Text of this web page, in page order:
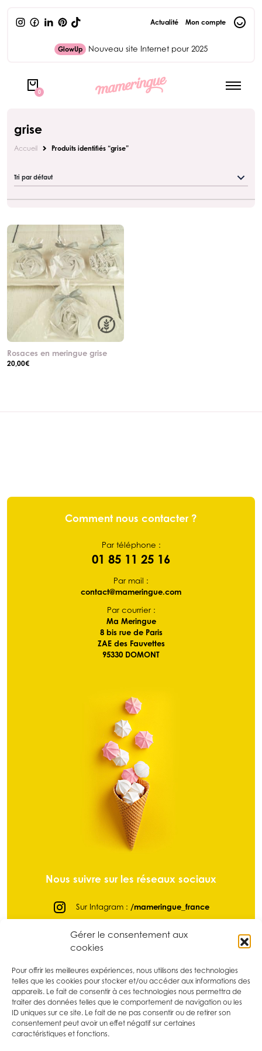
Gérer le consentement aux
cookies
Pour offrir les meilleures expériences, nous utilisons des technologies
telles que les cookies pour stocker et/ou accéder aux informations des
appareils. Le fait de consentir à ces technologies nous permettra de
traiter des données telles que le comportement de navigation ou les
ID uniques sur ce site. Le fait de ne pas consentir ou de retirer son
consentement peut avoir un effet négatif sur certaines
caractéristiques et fonctions.
GlowUp Nouveau site Internet pour 2025
Actualité Mon compte
0
grise
Accueil Produits identifiés “grise”
Rosaces en meringue grise
20,00€
Comment nous contacter ?
Par téléphone :
01 85 11 25 16
Par mail :
contact@mameringue.com
Par courrier :
Ma Meringue
8 bis rue de Paris
ZAE des Fauvettes
95330 DOMONT
Nous suivre sur les réseaux sociaux
Sur Intagram : /mameringue_france
Sur LinkedIn :
Sur Pinterest :/mameringue_france
Sur tikTok :@mameringue_france